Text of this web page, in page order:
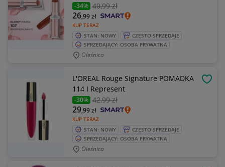
-34% 40,99 zł
KUP TERAZ
26,99zł
STAN: NOWY
CZĘSTO SPRZEDAJE
SPRZEDAJĄCY: OSOBA PRYWATNA
Oleśnica
L'OREAL Rouge Signature POMADKA
114 I Represent
-30% 42,99 zł
KUP TERAZ
29,99zł
STAN: NOWY
CZĘSTO SPRZEDAJE
SPRZEDAJĄCY: OSOBA PRYWATNA
Oleśnica